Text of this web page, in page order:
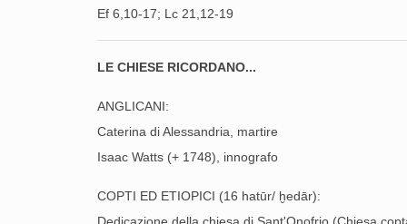
Ef 6,10-17; Lc 21,12-19
LE CHIESE RICORDANO...
ANGLICANI:
Caterina di Alessandria, martire
Isaac Watts (+ 1748), innografo
COPTI ED ETIOPICI (16 hatūr/ ḫedār):